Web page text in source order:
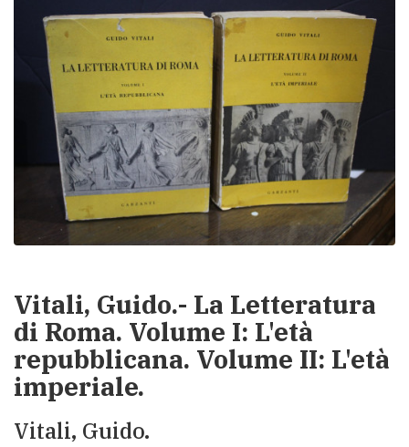
Vitali, Guido.- La Letteratura
di Roma. Volume I: L'età
repubblicana. Volume II: L'età
imperiale.
Vitali, Guido.